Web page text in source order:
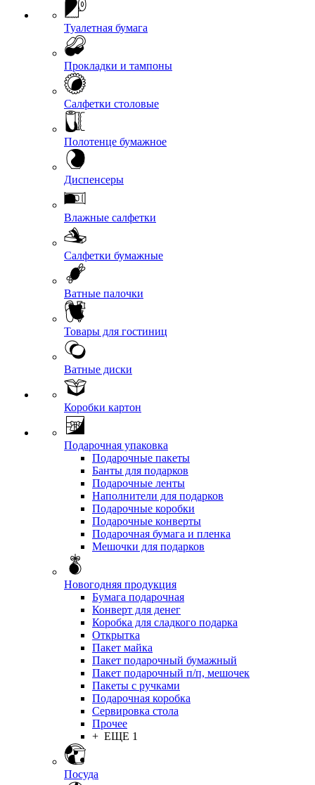
Туалетная бумага
Прокладки и тампоны
Салфетки столовые
Полотенце бумажное
Диспенсеры
Влажные салфетки
Салфетки бумажные
Ватные палочки
Товары для гостиниц
Ватные диски
Коробки картон
Подарочная упаковка
Подарочные пакеты
Банты для подарков
Подарочные ленты
Наполнители для подарков
Подарочные коробки
Подарочные конверты
Подарочная бумага и пленка
Мешочки для подарков
Новогодняя продукция
Бумага подарочная
Конверт для денег
Коробка для сладкого подарка
Открытка
Пакет майка
Пакет подарочный бумажный
Пакет подарочный п/п, мешочек
Пакеты с ручками
Подарочная коробка
Сервировка стола
Прочее
+ ЕЩЕ 1
Посуда